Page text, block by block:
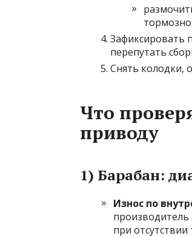
Зафиксировать
перепутать
Снять колодки,
Что
приводу
1) Барабан:
Износ по
производитель
при